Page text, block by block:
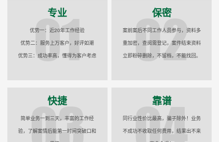
专业
优势一：近20年工作经验
优势二：服务上万客户，好评如潮
优势三：成功率高，懂得为客户考虑
保密
案前案后不同工作人员参与，资料多
重加密，查阅需登记，案件结束资料
立即粉碎删除，不留档，不能找回。
快捷
简单业务一到三天，丰富的工作经
验，了解案情后能第一时间突破口和
靠谱
同行业性价比最高，骗子除外！业务
不成功不收取任何费用，结果出不来